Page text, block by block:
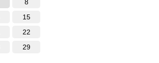
8
15
22
29